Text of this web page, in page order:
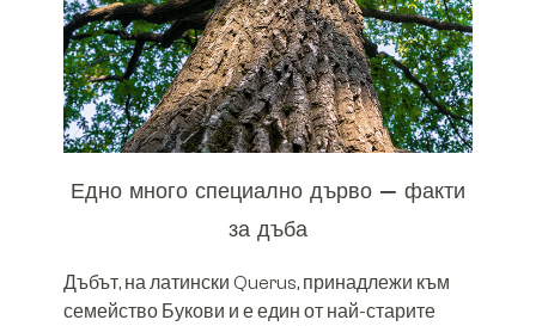
Едно много специално дърво – факти
за дъба
Дъбът, на латински Querus, принадлежи към
семейство Букови и е един от най-старите